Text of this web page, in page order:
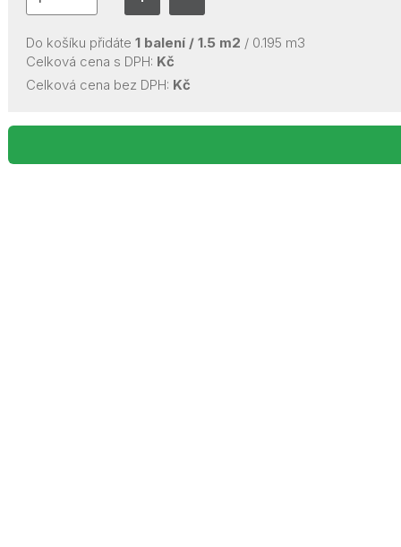
Do košíku přidáte 1 balení / 1.5 m2 / 0.195 m3
Celková cena s DPH: Kč
Celková cena bez DPH: Kč